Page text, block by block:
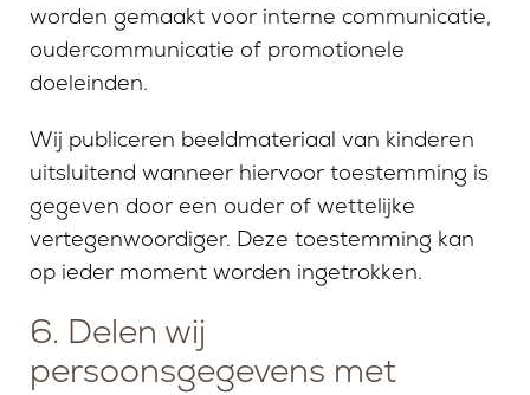
worden gemaakt voor interne communicatie,
oudercommunicatie of promotionele
doeleinden.
Wij publiceren beeldmateriaal van kinderen
uitsluitend wanneer hiervoor toestemming is
gegeven door een ouder of wettelijke
vertegenwoordiger. Deze toestemming kan
op ieder moment worden ingetrokken.
6. Delen wij
persoonsgegevens met